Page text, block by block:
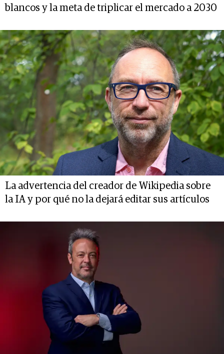
blancos y la meta de triplicar el mercado a 2030
La advertencia del creador de Wikipedia sobre
la IA y por qué no la dejará editar sus artículos